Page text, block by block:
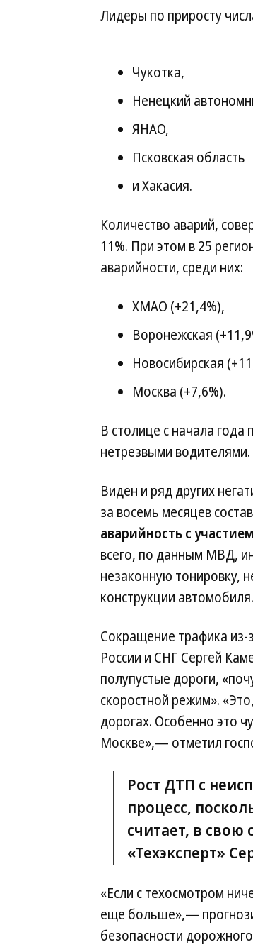
Лидеры по приросту
Чукотка,
Ненецкий
ЯНАО,
Псковская область
и Хакасия.
Количество аварий,
11%. При этом в 25
аварийности, среди них:
ХМАО (+21,4%),
Воронежская
Новосибирская
Москва (+7,6%).
В столице с начала
нетрезвыми водителями.
Виден и ряд других
за восемь месяцев
аварийность с
всего, по данным МВД,
незаконную тонировку,
конструкции автомобиля.
Сокращение трафика из-
России и СНГ Сергей
полупустые дороги,
скоростной режим».
дорогах. Особенно это
Москве»,— отметил
Рост ДТП с
процесс,
считает, в свою
«Техэксперт»
«Если с техосмотром
еще больше»,—
безопасности